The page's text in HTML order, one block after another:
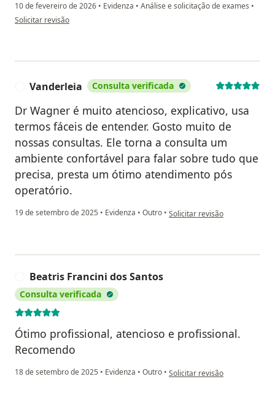
10 de fevereiro de 2026 • Evidenza • Análise e solicitação de exames •
na opinião do utilizador Ivanilda Valentina
Solicitar revisão
Vanderleia Consulta verificada
Dr Wagner é muito atencioso, explicativo, usa
termos fáceis de entender. Gosto muito de
nossas consultas. Ele torna a consulta um
ambiente confortável para falar sobre tudo que
precisa, presta um ótimo atendimento pós
operatório.
19 de setembro de 2025 • Evidenza • Outro • na opinião do utilizador
Solicitar revisão
Beatris Francini dos Santos
Consulta verificada
Ótimo profissional, atencioso e profissional.
Recomendo
18 de setembro de 2025 • Evidenza • Outro • na opinião do utilizador
Solicitar revisão